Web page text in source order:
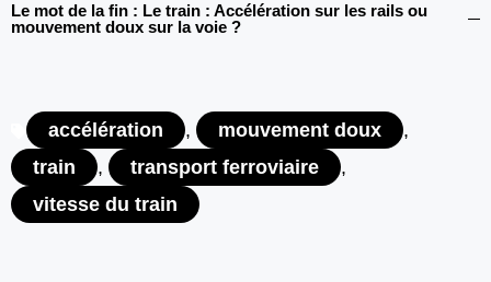
Le mot de la fin : Le train : Accélération sur les rails ou
mouvement doux sur la voie ?
accélération , mouvement doux
,
train
, transport ferroviaire
,
vitesse du train